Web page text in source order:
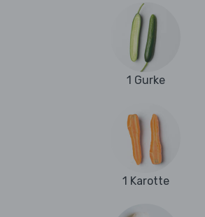
1 Gurke
1 Karotte